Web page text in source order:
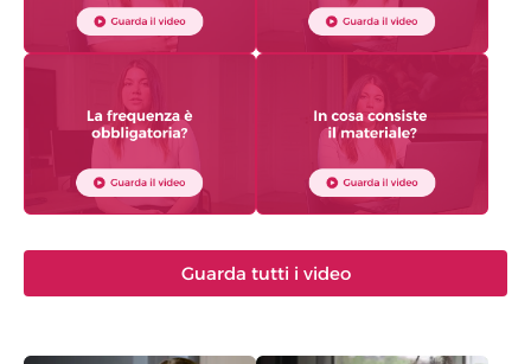
Guarda tutti i video